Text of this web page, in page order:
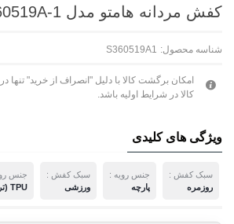
کفش مردانه هامتو مدل 360519A-1
شناسه محصول: S360519A1
امکان برگشت کالا با دلیل "انصراف از خرید"
کالا در شرایط اولیه باشد.
ویژگی های کلیدی
سبک کفش :
روزمره
جنس رویه :
پارچه
سبک کفش :
ورزشی
جنس
TPU (ترمو پلاستیک پلی اورتان)